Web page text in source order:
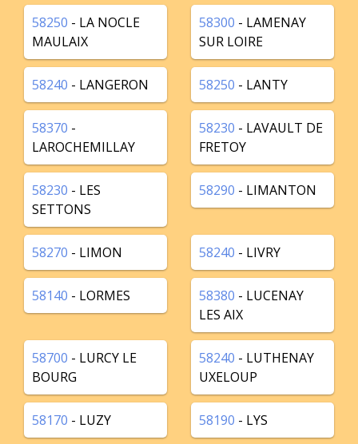
58250 - LA NOCLE
MAULAIX
58300 - LAMENAY
SUR LOIRE
58240 - LANGERON 58250 - LANTY
58370 -
LAROCHEMILLAY
58230 - LAVAULT DE
FRETOY
58230 - LES
SETTONS
58290 - LIMANTON
58270 - LIMON 58240 - LIVRY
58140 - LORMES 58380 - LUCENAY
LES AIX
58700 - LURCY LE
BOURG
58240 - LUTHENAY
UXELOUP
58170 - LUZY 58190 - LYS